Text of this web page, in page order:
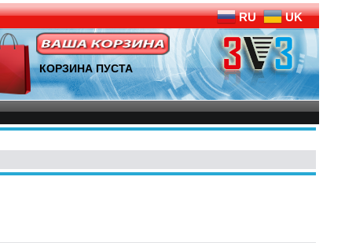
RU UK
КОРЗИНА ПУСТА